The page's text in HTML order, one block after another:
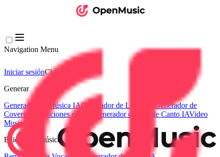
Navigation Menu
Iniciar sesiónClose menu
Generar
Generador de Música IAGenerador de Letras IA Generador de
Covers de Canciones con IA
Generador de Voz de Canto IAVideo
Musical IA
Edición de música